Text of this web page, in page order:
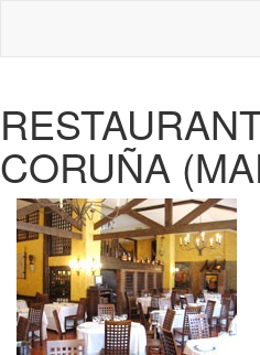
CORUÑA